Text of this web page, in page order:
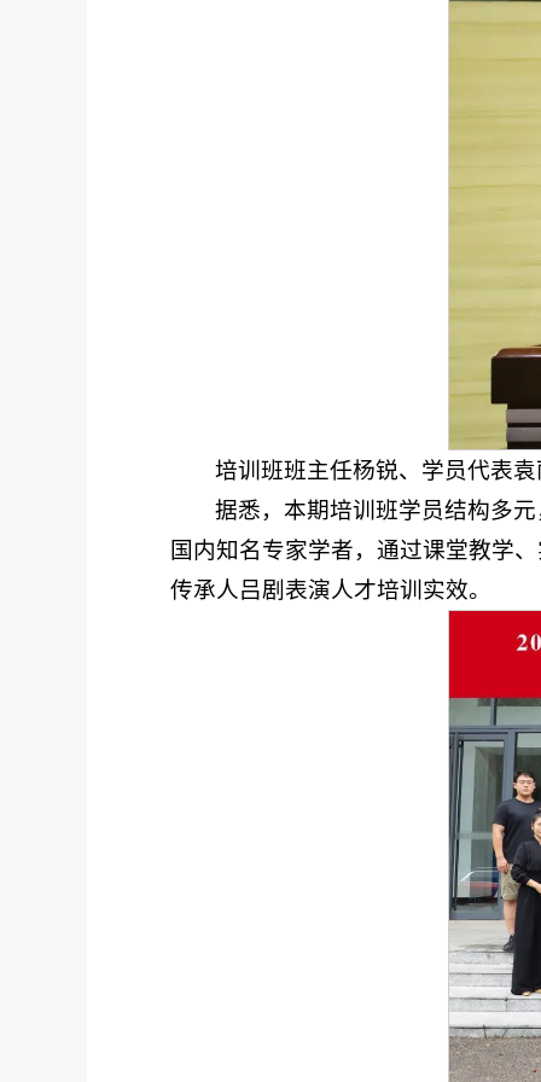
培训班班主任杨锐、学员代表
据悉，本期培训班学员结构多
国内知名专家学者，通过课堂教学
传承人吕剧表演人才培训实效。